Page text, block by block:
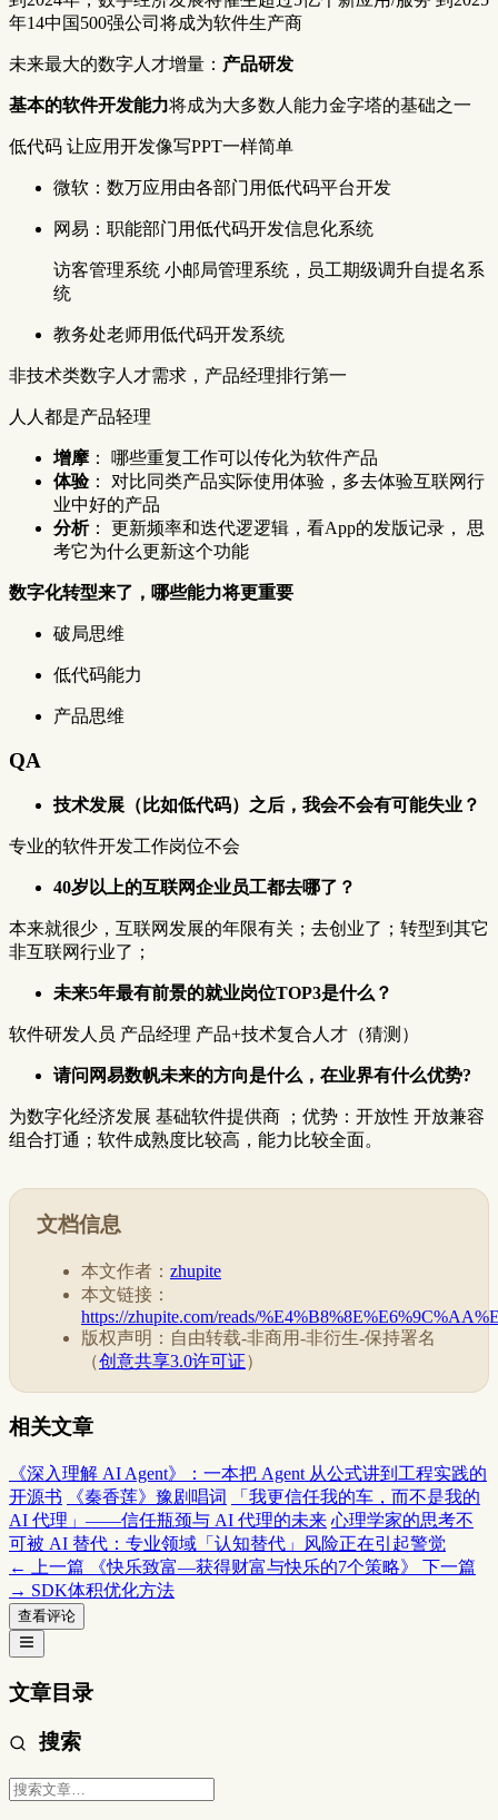
年14中国500强公司将成为软件生产商
未来最大的数字人才增量： 产品研发
基本的软件开发能力将成为大多数人能力金字塔的基础之一
低代码 让应用开发像写PPT一样简单
微软：数万应用由各部门用低代码平台开发
网易：职能部门用低代码开发信息化系统
访客管理系统 小邮局管理系统，员工期级调升自提名系
统
教务处老师用低代码开发系统
非技术类数字人才需求，产品经理排行第一
人人都是产品轻理
增摩 ： 哪些重复工作可以传化为软件产品
体验： 对比同类产品实际使用体验，多去体验互联网行
业中好的产品
分析： 更新频率和迭代逻逻辑，看App的发版记录， 思
考它为什么更新这个功能
数字化转型来了，哪些能力将更重要
破局思维
低代码能力
产品思维
QA
技术发展（比如低代码）之后，我会不会有可能失业？
专业的软件开发工作岗位不会
40岁以上的互联网企业员工都去哪了？
本来就很少，互联网发展的年限有关；去创业了；转型到其它
非互联网行业了；
未来5年最有前景的就业岗位TOP3是什么？
软件研发人员 产品经理 产品+技术复合人才（猜测）
请问网易数帆未来的方向是什么，在业界有什么优势?
为数字化经济发展 基础软件提供商 ；优势：开放性 开放兼容
组合打通；软件成熟度比较高，能力比较全面。
文档信息
本文作者： zhupite
本文链接：
https://zhupite.com/reads/
版权声明：自由转载-非商用-非衍生-保持署名
（创意共享3.0许可证）
相关文章
《深入理解 AI Agent》：一本把 Agent 从公式讲到工程实践的
开源书
《秦香莲》豫剧唱词
「我更信任我的车，而不是我的
AI 代理」——信任瓶颈与 AI 代理的未来 心理学家的思考不
可被 AI 替代：专业领域「认知替代」风险正在引起警觉
← 上一篇
《快乐致富—获得财富与快乐的7个策略》
下一篇
→ SDK体积优化方法
查看评论
文章目录
搜索